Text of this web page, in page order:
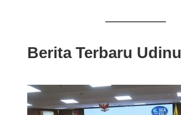
Berita Terbaru